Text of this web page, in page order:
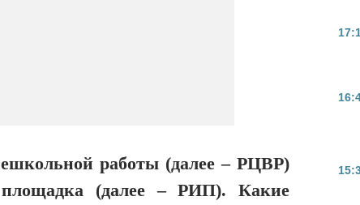
работы (далее – РЦВР)
площадка (далее – РИП). Какие